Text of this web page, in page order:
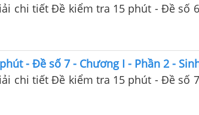
chi tiết Đề kiểm tra 15 phút - Đề số
- Đề số 7 - Chương I - Phần 2 -
chi tiết Đề kiểm tra 15 phút - Đề số